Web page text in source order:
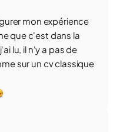
mon expérience
que c'est dans la
lu, il n'y a pas de
sur un cv classique